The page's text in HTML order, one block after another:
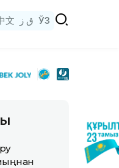
文 ق ز ЎЗ